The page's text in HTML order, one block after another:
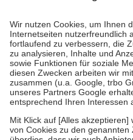
höchstens zehn Euro.
Es sind
Kosten der Leistung zu
Diese Regeln gelten
Bei Heilmitteln und häuslicher
Zuzahlung zehn Prozent der
Verordnung.
Um das Engagement der
stärken und die besondere
fallenkeine Zuzahlungenan bei:
• Kindern und Jugendlichen bis